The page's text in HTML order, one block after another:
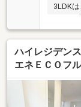
3LDK
広さを
ク付き
台継承
ハイレジデン
エネＥＣＯフ